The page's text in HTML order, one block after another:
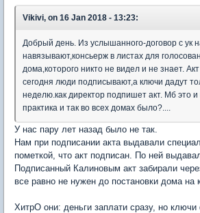
Vikivi, on 16 Jan 2018 - 13:23:
Добрый день. Из услышанного-договор с ук
навязывают,консьерж в листах для
дома,которого никто не видел и не знает.
сегодня люди подписывают,а ключи дадут
неделю.как директор подпишет акт. Мб это
практика и так во всех домах было?....
У нас пару лет назад было не так.
Нам при подписании акта выдавали
пометкой, что акт подписан. По ней
Подписанный Калиновым акт забирали
все равно не нужен до постановки дома на
ХитрО они: деньги заплати сразу, но